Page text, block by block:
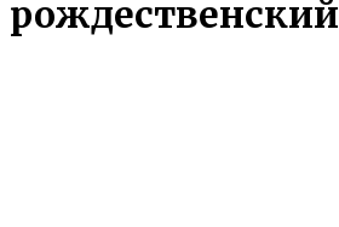
рождественский